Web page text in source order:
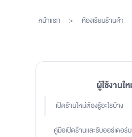
หน้าแรก > ห้องเรียนร้านค้า
ผู้ใช้งานใ
เปิดร้านใหม่ต้องรู้อะไรบ้าง
คู่มือเปิดร้านและรับออร์เดอร์